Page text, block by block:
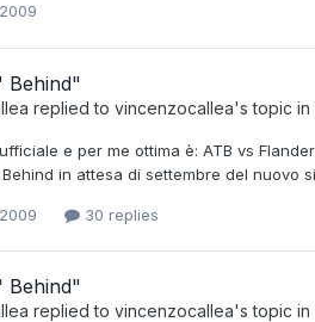
Behind"
replied to vincenzocallea's topic in
e per me ottima è: ATB vs
in attesa di settembre del nuovo
30 replies
Behind"
replied to vincenzocallea's topic in